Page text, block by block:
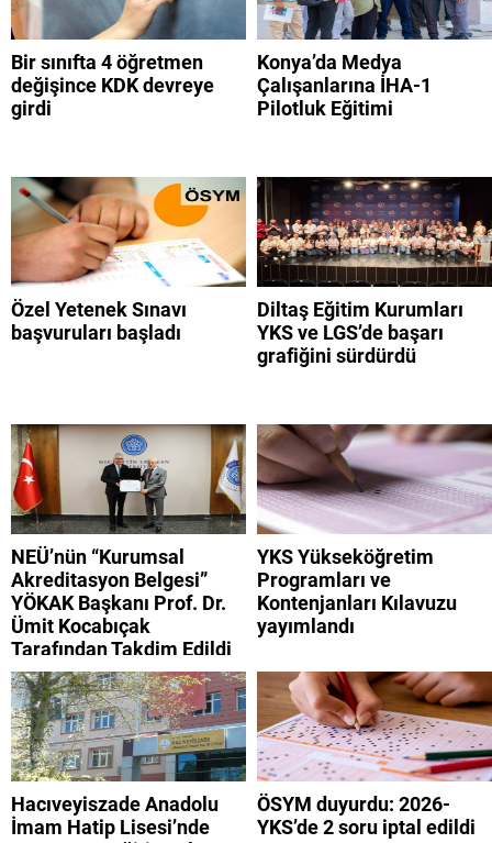
Bir sınıfta 4 öğretmen
değişince KDK devreye
girdi
Konya’da Medya
Çalışanlarına İHA-1
Pilotluk Eğitimi
Özel Yetenek Sınavı
başvuruları başladı
Diltaş Eğitim Kurumları
YKS ve LGS’de başarı
grafiğini sürdürdü
NEÜ’nün “Kurumsal
Akreditasyon Belgesi”
YÖKAK Başkanı Prof. Dr.
Ümit Kocabıçak
Tarafından Takdim Edildi
YKS Yükseköğretim
Programları ve
Kontenjanları Kılavuzu
yayımlandı
Hacıveyiszade Anadolu
İmam Hatip Lisesi’nde
ÖSYM duyurdu: 2026-
YKS’de 2 soru iptal edildi